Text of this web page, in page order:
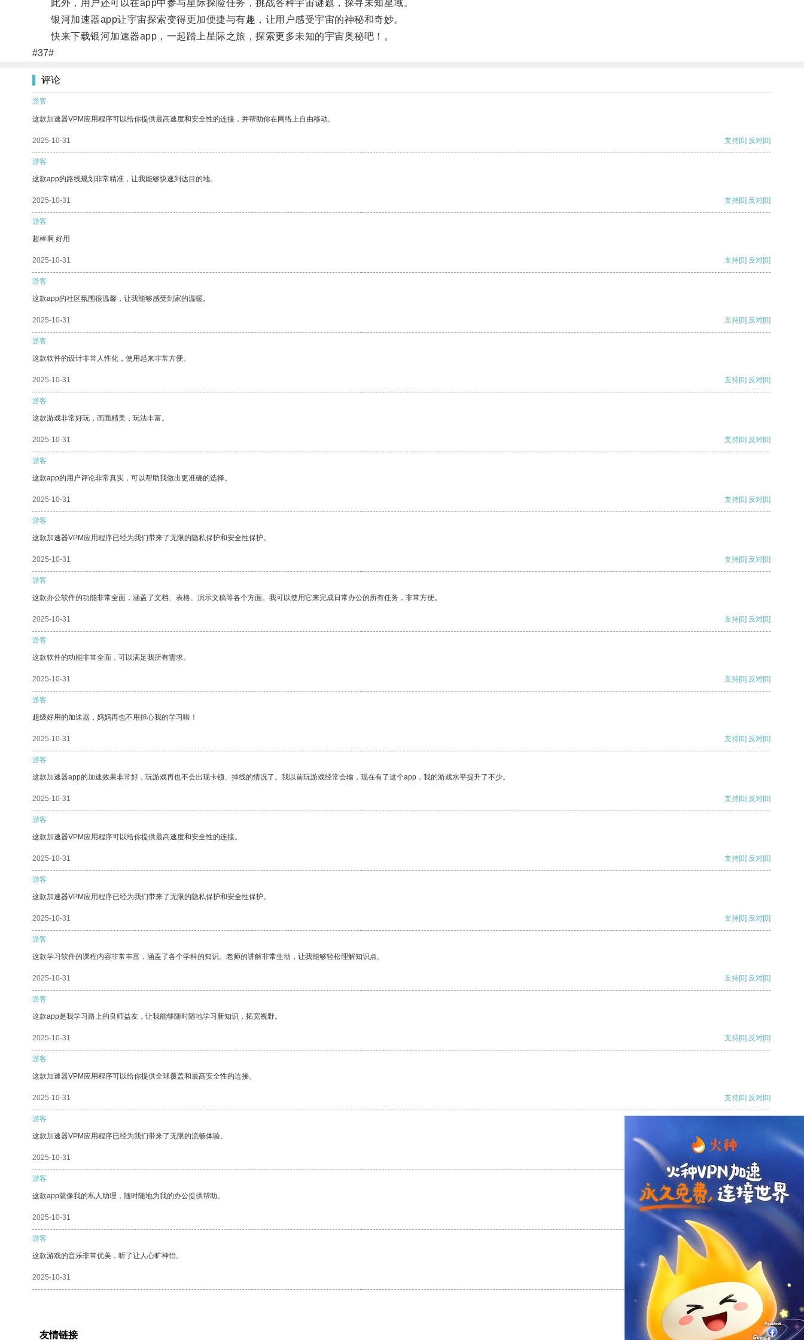
此外，用户还可以在app中参与星际探险任务，挑战各种宇宙谜题，探寻未知星域。
银河加速器app让宇宙探索变得更加便捷与有趣，让用户感受宇宙的神秘和奇妙。
快来下载银河加速器app，一起踏上星际之旅，探索更多未知的宇宙奥秘吧！。
#37#
评论
游客
这款加速器VPM应用程序可以给你提供最高速度和安全性的连接，并帮助你在网络上自由移动。
2025-10-31 支持[0] 反对[0]
游客
这款app的路线规划非常精准，让我能够快速到达目的地。
2025-10-31 支持[0] 反对[0]
游客
超棒啊 好用
2025-10-31 支持[0] 反对[0]
游客
这款app的社区氛围很温馨，让我能够感受到家的温暖。
2025-10-31 支持[0] 反对[0]
游客
这款软件的设计非常人性化，使用起来非常方便。
2025-10-31 支持[0] 反对[0]
游客
这款游戏非常好玩，画面精美，玩法丰富。
2025-10-31 支持[0] 反对[0]
游客
这款app的用户评论非常真实，可以帮助我做出更准确的选择。
2025-10-31 支持[0] 反对[0]
游客
这款加速器VPM应用程序已经为我们带来了无限的隐私保护和安全性保护。
2025-10-31 支持[0] 反对[0]
游客
这款办公软件的功能非常全面，涵盖了文档、表格、演示文稿等各个方面。我可以使用它来完成日常办公的所有任务，非常方便。
2025-10-31 支持[0] 反对[0]
游客
这款软件的功能非常全面，可以满足我所有需求。
2025-10-31 支持[0] 反对[0]
游客
超级好用的加速器，妈妈再也不用担心我的学习啦！
2025-10-31 支持[0] 反对[0]
游客
这款加速器app的加速效果非常好，玩游戏再也不会出现卡顿、掉线的情况了。我以前玩游戏经常会输，现在有了这个app，我的游戏水平提升了不少。
2025-10-31 支持[0] 反对[0]
游客
这款加速器VPM应用程序可以给你提供最高速度和安全性的连接。
2025-10-31 支持[0] 反对[0]
游客
这款加速器VPM应用程序已经为我们带来了无限的隐私保护和安全性保护。
2025-10-31 支持[0] 反对[0]
游客
这款学习软件的课程内容非常丰富，涵盖了各个学科的知识。老师的讲解非常生动，让我能够轻松理解知识点。
2025-10-31 支持[0] 反对[0]
游客
这款app是我学习路上的良师益友，让我能够随时随地学习新知识，拓宽视野。
2025-10-31 支持[0] 反对[0]
游客
这款加速器VPM应用程序可以给你提供全球覆盖和最高安全性的连接。
2025-10-31 支持[0] 反对[0]
游客
这款加速器VPM应用程序已经为我们带来了无限的流畅体验。
2025-10-31
游客
这款app就像我的私人助理，随时随地为我的办公提供帮助。
2025-10-31 反对
游客
这款游戏的音乐非常优美，听了让人心旷神怡。
2025-10-31 反对[0]
友情链接